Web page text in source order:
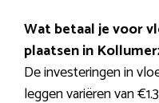
Wat betaal je voor
plaatsen in
De investeringen in
leggen variëren van